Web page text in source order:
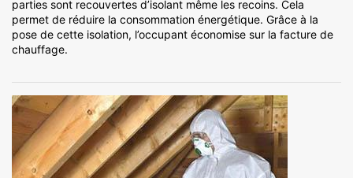
parties sont recouvertes d’isolant même les recoins. Cela
permet de réduire la consommation énergétique. Grâce à la
pose de cette isolation, l’occupant économise sur la facture de
chauffage.